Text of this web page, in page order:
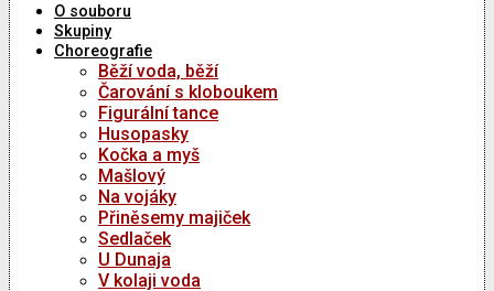
O souboru
Skupiny
Choreografie
Běží voda, běží
Čarování s kloboukem
Figurální tance
Husopasky
Kočka a myš
Mašlový
Na vojáky
Přiněsemy majiček
Sedlaček
U Dunaja
V kolaji voda